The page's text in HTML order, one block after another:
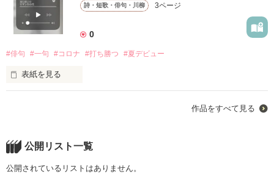
詩・短歌・俳句・川柳 3ページ
0
#俳句 #一句 #コロナ #打ち勝つ #夏デビュー
表紙を見る
自信作です✨
作品をすべて見る
公開リスト一覧
公開されているリストはありません。